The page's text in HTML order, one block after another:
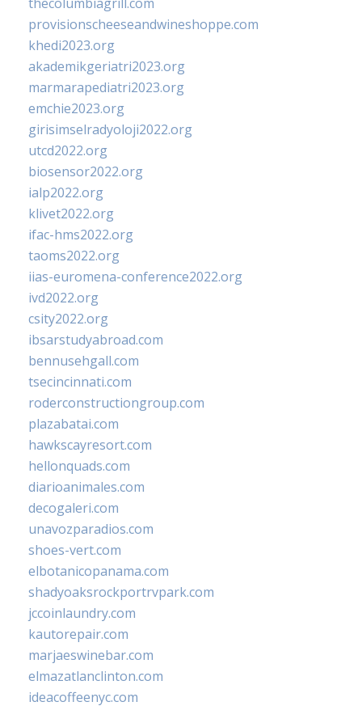
provisionscheeseandwineshoppe.com
khedi2023.org
akademikgeriatri2023.org
marmarapediatri2023.org
emchie2023.org
girisimselradyoloji2022.org
utcd2022.org
biosensor2022.org
ialp2022.org
klivet2022.org
ifac-hms2022.org
taoms2022.org
iias-euromena-conference2022.org
ivd2022.org
csity2022.org
ibsarstudyabroad.com
bennusehgall.com
tsecincinnati.com
roderconstructiongroup.com
plazabatai.com
hawkscayresort.com
hellonquads.com
diarioanimales.com
decogaleri.com
unavozparadios.com
shoes-vert.com
elbotanicopanama.com
shadyoaksrockportrvpark.com
jccoinlaundry.com
kautorepair.com
marjaeswinebar.com
elmazatlanclinton.com
ideacoffeenyc.com